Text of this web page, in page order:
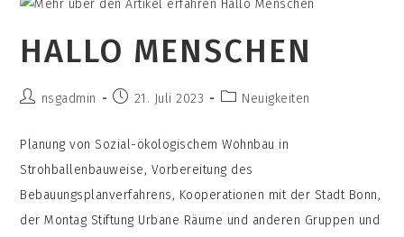
HALLO MENSCHEN
Beitrags-
nsgadmin
Beitrag21. Juli 2023
Beitrags-
Neuigkeiten
Planung von Sozial-ökologischem Wohnbau in
Strohballenbauweise, Vorbereitung des
Bebauungsplanverfahrens, Kooperationen mit der Stadt Bonn,
der Montag Stiftung Urbane Räume und anderen Gruppen und